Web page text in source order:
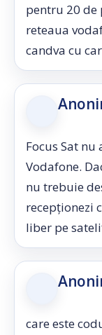
pentru 20 de
reteaua
candva cu
Focus Sat
Vodafone.
nu trebuie
recepționezi
liber pe
care este